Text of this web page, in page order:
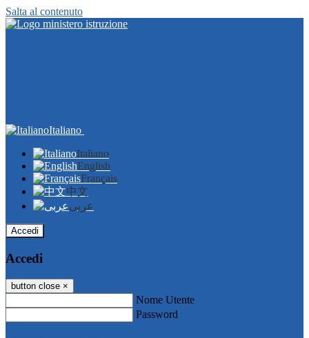
Salta al contenuto
Italiano
Italiano
English
Français
中文
عربى
Accedi
Accedi
button close ×
Nome Utente
Password